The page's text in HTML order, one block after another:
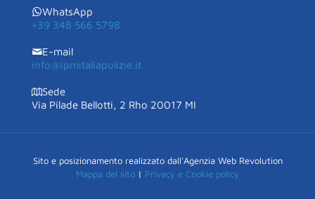
WhatsApp
+39 348 566 5798
E-mail
info@ipmitaliapulizie.it
Sede
Via Pilade Bellotti, 2 Rho 20017 MI
Sito e posizionamento realizzato dall'Agenzia Web Revolution
Mappa del sito | Privacy e Cookie policy